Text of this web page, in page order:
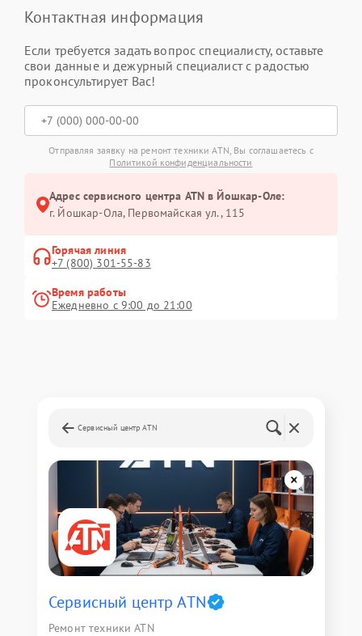
Контактная информация
Если требуется задать вопрос специалисту, оставьте
свои данные и дежурный специалист с радостью
проконсультирует Вас!
Отправляя заявку на ремонт техники ATN, Вы соглашаетесь с
Политикой конфиденциальности
Адрес сервисного центра ATN в Йошкар-Оле:
г. Йошкар-Ола, Первомайская ул., 115
Горячая линия
+7 (800) 301-55-83
Время работы
Ежедневно с 9:00 до 21:00
Сервисный центр ATN
Сервисный центр ATN
Ремонт техники ATN